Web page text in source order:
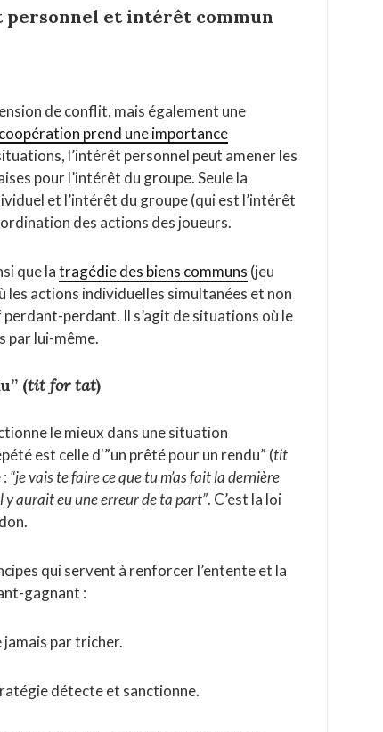
personnel et intérêt commun
de conflit, mais également une
prend une importance
l’intérêt personnel peut amener les
pour l’intérêt du groupe. Seule la
et l’intérêt du groupe (qui est l’intérêt
des actions des joueurs.
que latragédie des biens communs (jeu
actions individuelles simultanées et non
perdant. Il s’agit de situations où le
par lui-même.
(tit for tat)
le mieux dans une situation
est celle d'”un prêté pour un rendu” (tit
“je vais te faire ce que tu m’as fait la dernière
y aurait eu une erreur de ta part”. C’est la loi
qui servent à renforcer l’entente et la
gagnant :
jamais par tricher.
détecte et sanctionne.